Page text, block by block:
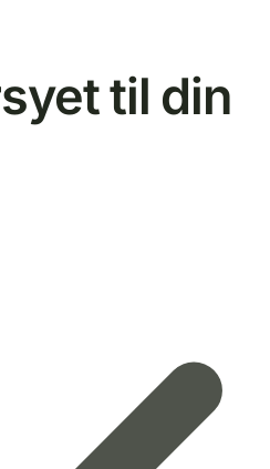
til din